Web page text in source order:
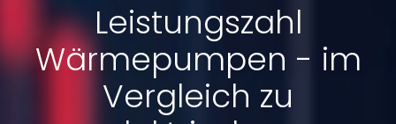
Leistungszahl
Wärmepumpen - im
Vergleich zu